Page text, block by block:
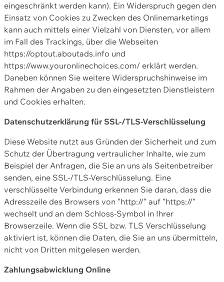
eingeschränkt werden kann). Ein Widerspruch gegen den
Einsatz von Cookies zu Zwecken des Onlinemarketings
kann auch mittels einer Vielzahl von Diensten, vor allem
im Fall des Trackings, über die Webseiten
https://optout.aboutads.info und
https://www.youronlinechoices.com/ erklärt werden.
Daneben können Sie weitere Widerspruchshinweise im
Rahmen der Angaben zu den eingesetzten Dienstleistern
und Cookies erhalten.
Datenschutzerklärung für SSL-/TLS-Verschlüsselung
Diese Website nutzt aus Gründen der Sicherheit und zum
Schutz der Übertragung vertraulicher Inhalte, wie zum
Beispiel der Anfragen, die Sie an uns als Seitenbetreiber
senden, eine SSL-/TLS-Verschlüsselung. Eine
verschlüsselte Verbindung erkennen Sie daran, dass die
Adresszeile des Browsers von "http://" auf "https://"
wechselt und an dem Schloss-Symbol in Ihrer
Browserzeile. Wenn die SSL bzw. TLS Verschlüsselung
aktiviert ist, können die Daten, die Sie an uns übermitteln,
nicht von Dritten mitgelesen werden.
Zahlungsabwicklung Online